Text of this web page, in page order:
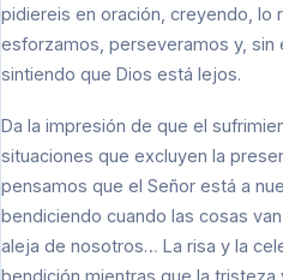
pidiereis en oración, creyendo, lo
esforzamos, perseveramos y, sin
sintiendo que Dios está lejos.
Da la impresión de que el
situaciones que excluyen la
pensamos que el Señor está a
bendiciendo cuando las cosas
aleja de nosotros… La risa y la
bendición mientras que la tristeza